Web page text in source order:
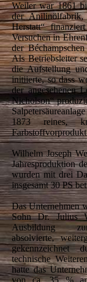
Weiler war 1861
der
Herstatt“
Versuchen in
der
Als Betriebsleiter
die Aufstellung
initiierte, so dass
der angesehenen
Nicholson“
1873 reines,
Farbstoffvorprodukt
Wilhelm Joseph
Jahresproduktion
wurden mit drei
insgesamt 30 PS
Das Unternehmen
Sohn Dr. Julius
Ausbildung
absolvierte,
gekennzeichnet
technische
hatte das